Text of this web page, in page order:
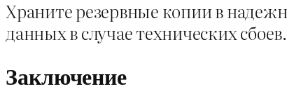
Храните резервные копии в
данных в случае технических сбоев.
Заключение